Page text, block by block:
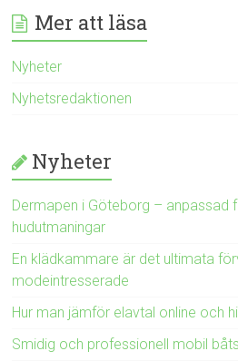
Mer att läsa
Nyheter
Nyhetsredaktionen
Nyheter
Dermapen i Göteborg – anpassad
hudutmaningar
En klädkammare är det ultimata
modeintresserade
Hur man jämför elavtal online och
Smidig och professionell mobil